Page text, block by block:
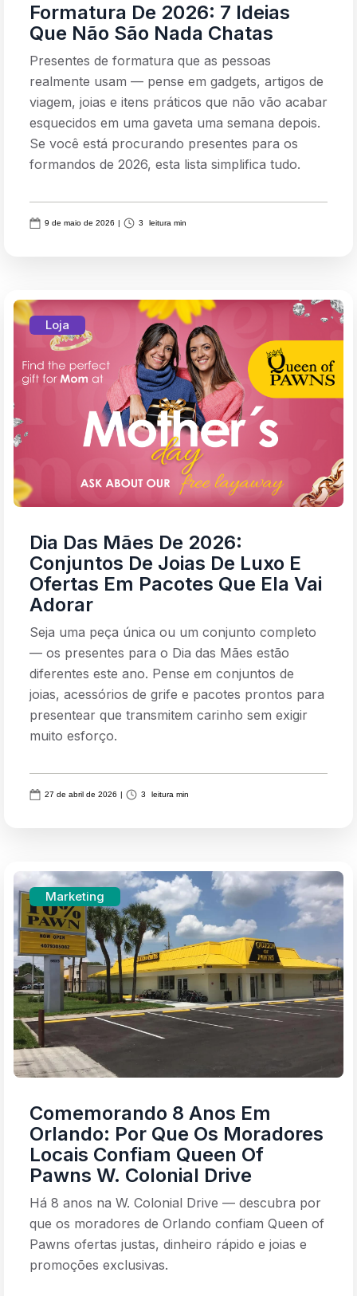
Formatura De 2026: 7 Ideias
Que Não São Nada Chatas
Presentes de formatura que as pessoas
realmente usam — pense em gadgets, artigos de
viagem, joias e itens práticos que não vão acabar
esquecidos em uma gaveta uma semana depois.
Se você está procurando presentes para os
formandos de 2026, esta lista simplifica tudo.
9 de maio de 2026 | 3 leitura min
Loja
Dia Das Mães De 2026:
Conjuntos De Joias De Luxo E
Ofertas Em Pacotes Que Ela Vai
Adorar
Seja uma peça única ou um conjunto completo
— os presentes para o Dia das Mães estão
diferentes este ano. Pense em conjuntos de
joias, acessórios de grife e pacotes prontos para
presentear que transmitem carinho sem exigir
muito esforço.
27 de abril de 2026 | 3 leitura min
Marketing
Comemorando 8 Anos Em
Orlando: Por Que Os Moradores
Locais Confiam Queen Of
Pawns W. Colonial Drive
Há 8 anos na W. Colonial Drive — descubra por
que os moradores de Orlando confiam Queen of
Pawns ofertas justas, dinheiro rápido e joias e
promoções exclusivas.